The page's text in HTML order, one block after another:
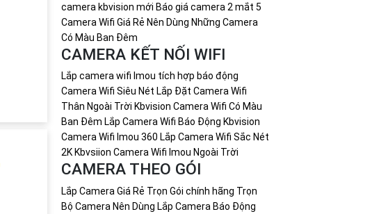
camera kbvision mới Báo giá camera 2 mắt 5
Camera Wifi Giá Rẻ Nên Dùng Những Camera
Có Màu Ban Đêm
CAMERA KẾT NỐI WIFI
Lắp camera wifi Imou tích hợp báo động
Camera Wifi Siêu Nét Lắp Đặt Camera Wifi
Thân Ngoài Trời Kbvision Camera Wifi Có Màu
Ban Đêm Lắp Camera Wifi Báo Động Kbvision
Camera Wifi Imou 360 Lắp Camera Wifi Sắc Nét
2K Kbvsiion Camera Wifi Imou Ngoài Trời
CAMERA THEO GÓI
Lắp Camera Giá Rẻ Trọn Gói chính hãng Trọn
Bộ Camera Nên Dùng Lắp Camera Báo Động